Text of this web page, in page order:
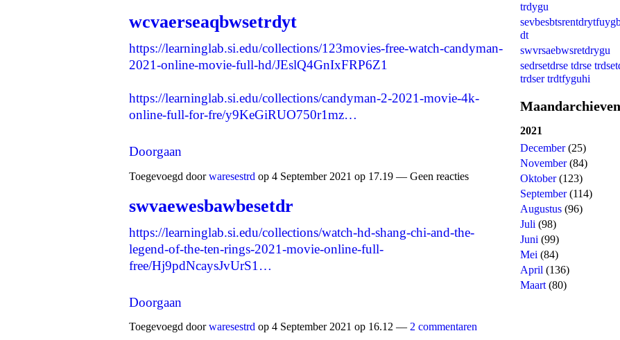
wcvaerseaqbwsetrdyt
https://learninglab.si.edu/collections/123movies-free-watch-candyman-
2021-online-movie-full-hd/JEslQ4GnIxFRP6Z1
https://learninglab.si.edu/collections/candyman-2-2021-movie-4k-
online-full-for-fre/y9KeGiRUO750r1mz…
Doorgaan
Toegevoegd doorwaresestrd op 4 September 2021 op 17.19 — Geen reacties
swvaewesbawbesetdr
https://learninglab.si.edu/collections/watch-hd-shang-chi-and-the-
legend-of-the-ten-rings-2021-movie-online-full-
free/Hj9pdNcaysJvUrS1…
Doorgaan
Toegevoegd doorwaresestrd op 4 September 2021 op 16.12 — 2 commentaren
trdygu
dt
swvrsaebwsretdrygu
sedrsetdrse tdrse
trdser trdtfyguhi
Maandarchieven
2021
December(25)
November(84)
Oktober(123)
September(114)
Augustus (96)
Juli (98)
Juni (99)
Mei (84)
April (136)
Maart (80)